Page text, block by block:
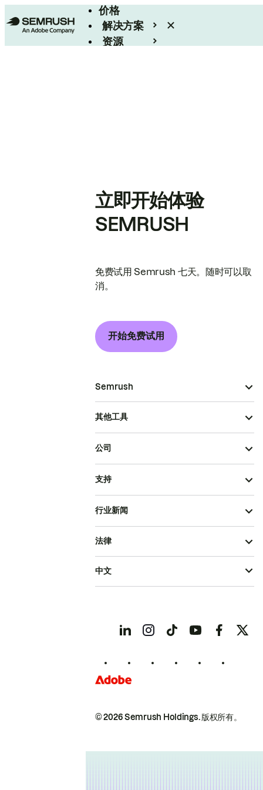
价格
解决方案
资源
立即开始体验
SEMRUSH
免费试用 Semrush 七天。随时可以取
消。
开始免费试用
Semrush
其他工具
公司
支持
行业新闻
© 2026 Semrush Holdings.版权所有。
法律
中文